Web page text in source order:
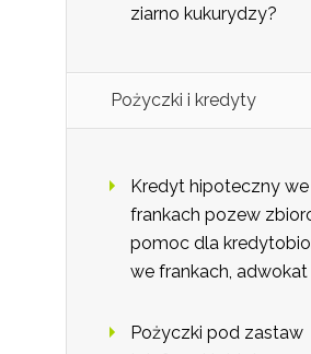
ziarno kukurydzy?
Pożyczki i kredyty
Kredyt hipoteczny we
frankach pozew
pomoc dla
we frankach, adwokat
Pożyczki pod zastaw